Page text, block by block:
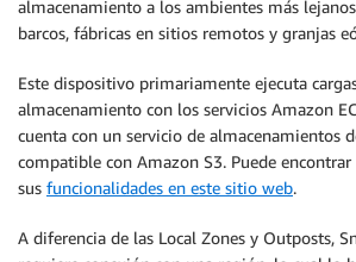
almacenamiento a los ambientes más
barcos, fábricas en sitios remotos y granjas
Este dispositivo primariamente ejecuta
almacenamiento con los servicios Amazon
cuenta con un servicio de almacenamientos
compatible con Amazon S3. Puede
sus funcionalidades en este sitio web.
A diferencia de las Local Zones y Outposts,